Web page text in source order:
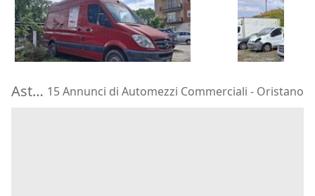
Melegnano (Milano)
1.750 €
21/09/2026
Melegnano
1.250 €
21/09/2026
Aste di Automezzi Commerciali Oristano 15 Annunci di Automezzi Commerciali - Oristano